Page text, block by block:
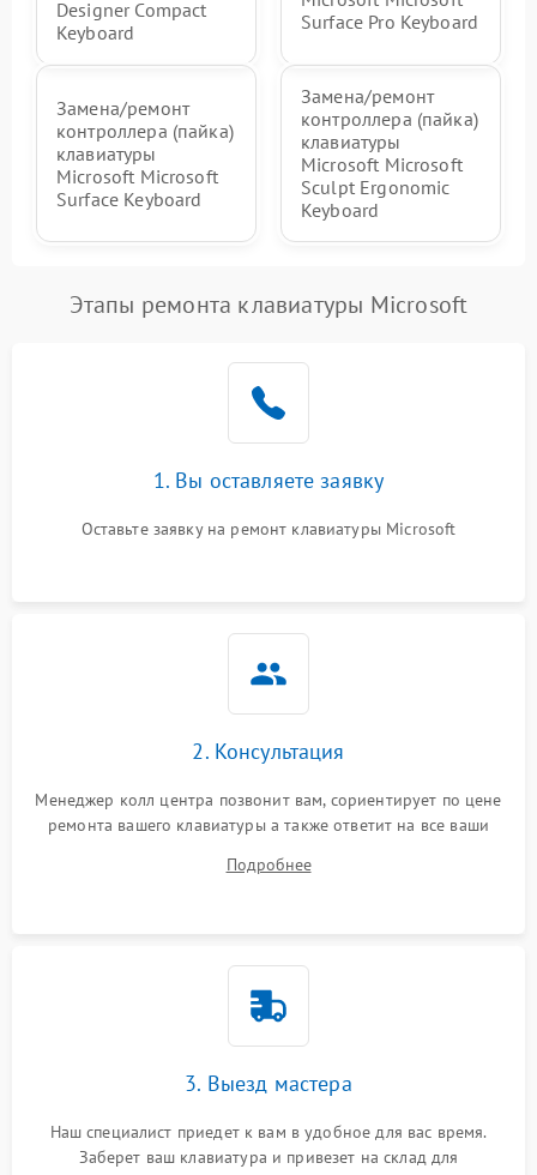
Designer Compact
Keyboard
Surface Pro Keyboard
Замена/ремонт
контроллера (пайка)
клавиатуры
Microsoft Microsoft
Surface Keyboard
Замена/ремонт
контроллера (пайка)
клавиатуры
Microsoft Microsoft
Sculpt Ergonomic
Keyboard
Этапы ремонта клавиатуры Microsoft
1. Вы оставляете заявку
Оставьте заявку на ремонт клавиатуры Microsoft
2. Консультация
Менеджер колл центра позвонит вам, сориентирует по цене
ремонта вашего клавиатуры а также ответит на все ваши
Подробнее
3. Выезд мастера
Наш специалист приедет к вам в удобное для вас время.
Заберет ваш клавиатура и привезет на склад для